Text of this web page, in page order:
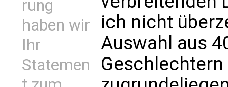
rung
haben wir
Ihr
Statemen
ich nicht
Auswahl aus